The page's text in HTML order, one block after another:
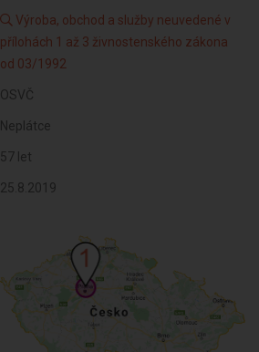
Výroba, obchod a služby neuvedené v
přílohách 1 až 3 živnostenského zákona
od 03/1992
OSVČ
Neplátce
57 let
25.8.2019